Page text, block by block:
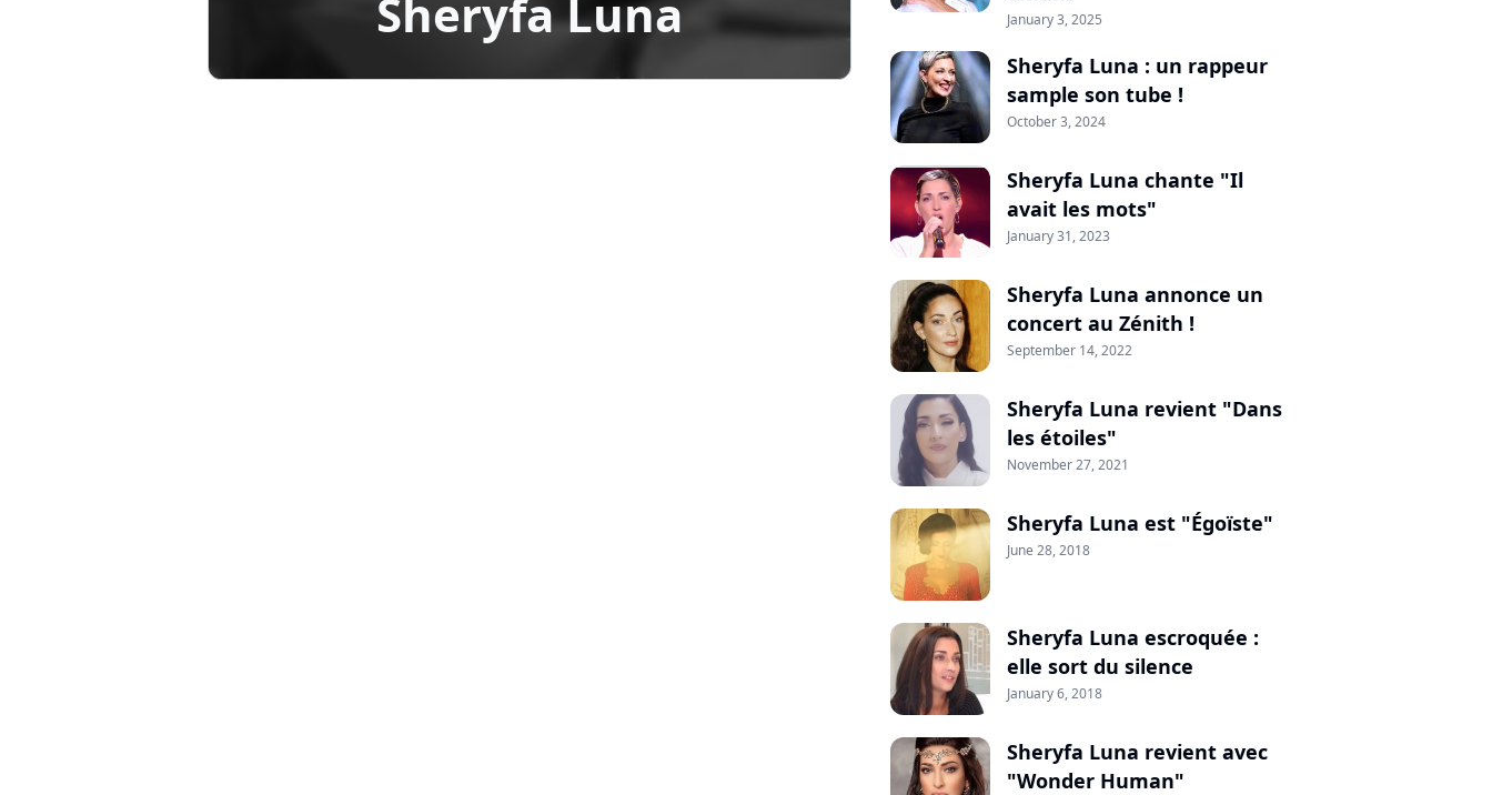
Sheryfa Luna January 3, 2025
Sheryfa Luna : un rappeur
sample son tube !
October 3, 2024
Sheryfa Luna chante "Il
avait les mots"
January 31, 2023
Sheryfa Luna annonce un
concert au Zénith !
September 14, 2022
Sheryfa Luna revient "Dans
les étoiles"
November 27, 2021
Sheryfa Luna est "Égoïste"
June 28, 2018
Sheryfa Luna escroquée :
elle sort du silence
January 6, 2018
Sheryfa Luna revient avec
"Wonder Human"